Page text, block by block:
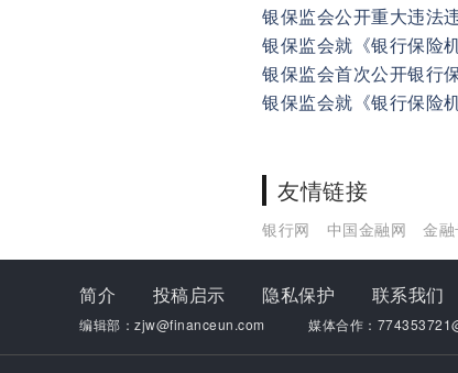
银保监会公开重大违法
银保监会就《银行保险
银保监会首次公开银行
银保监会就《银行保险
友情链接
银行网 中国金融网 金
简介 投稿启示 隐私保护 联系我们
编辑部：zjw@financeun.com 媒体合作：